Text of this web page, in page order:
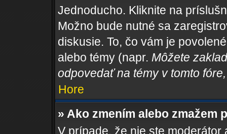
Jednoducho. Kliknite na
Možno bude nutné sa
diskusie. To, čo vám je
alebo témy (napr. Môžete
odpovedať na témy v tomto
Hore
» Ako zmením alebo zmažem
V prípade, že nie ste